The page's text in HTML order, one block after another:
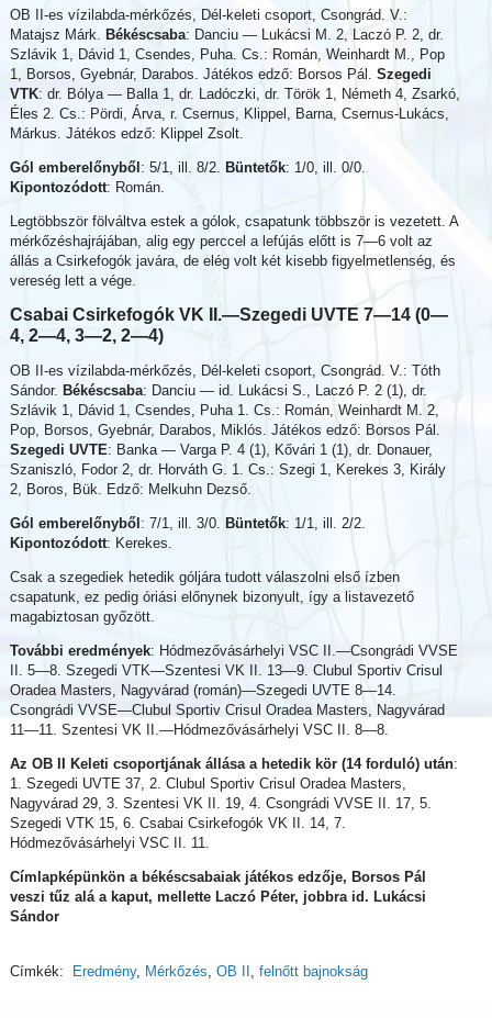
OB II-es vízilabda-mérkőzés, Dél-keleti csoport, Csongrád. V.:
Matajsz Márk. Békéscsaba: Danciu — Lukácsi M. 2, Laczó P. 2, dr.
Szlávik 1, Dávid 1, Csendes, Puha. Cs.: Román, Weinhardt M., Pop
1, Borsos, Gyebnár, Darabos. Játékos edző: Borsos Pál. Szegedi
VTK: dr. Bólya — Balla 1, dr. Ladóczki, dr. Török 1, Németh 4, Zsarkó,
Éles 2. Cs.: Pördi, Árva, r. Csernus, Klippel, Barna, Csernus-Lukács,
Márkus. Játékos edző: Klippel Zsolt.
Gól emberelőnyből: 5/1, ill. 8/2. Büntetők: 1/0, ill. 0/0.
Kipontozódott: Román.
Legtöbbször fölváltva estek a gólok, csapatunk többször is vezetett. A
mérkőzéshajrájában, alig egy perccel a lefújás előtt is 7—6 volt az
állás a Csirkefogók javára, de elég volt két kisebb figyelmetlenség, és
vereség lett a vége.
Csabai Csirkefogók VK II.—Szegedi UVTE 7—14 (0—
4, 2—4, 3—2, 2—4)
OB II-es vízilabda-mérkőzés, Dél-keleti csoport, Csongrád. V.: Tóth
Sándor. Békéscsaba: Danciu — id. Lukácsi S., Laczó P. 2 (1), dr.
Szlávik 1, Dávid 1, Csendes, Puha 1. Cs.: Román, Weinhardt M. 2,
Pop, Borsos, Gyebnár, Darabos, Miklós. Játékos edző: Borsos Pál.
Szegedi UVTE: Banka — Varga P. 4 (1), Kővári 1 (1), dr. Donauer,
Szaniszló, Fodor 2, dr. Horváth G. 1. Cs.: Szegi 1, Kerekes 3, Király
2, Boros, Bük. Edző: Melkuhn Dezső.
Gól emberelőnyből: 7/1, ill. 3/0. Büntetők: 1/1, ill. 2/2.
Kipontozódott: Kerekes.
Csak a szegediek hetedik góljára tudott válaszolni első ízben
csapatunk, ez pedig óriási előnynek bizonyult, így a listavezető
magabiztosan győzött.
További eredmények: Hódmezővásárhelyi VSC II.—Csongrádi VVSE
II. 5—8. Szegedi VTK—Szentesi VK II. 13—9. Clubul Sportiv Crisul
Oradea Masters, Nagyvárad (román)—Szegedi UVTE 8—14.
Csongrádi VVSE—Clubul Sportiv Crisul Oradea Masters, Nagyvárad
11—11. Szentesi VK II.—Hódmezővásárhelyi VSC II. 8—8.
Az OB II Keleti csoportjának állása a hetedik kör (14 forduló) után:
1. Szegedi UVTE 37, 2. Clubul Sportiv Crisul Oradea Masters,
Nagyvárad 29, 3. Szentesi VK II. 19, 4. Csongrádi VVSE II. 17, 5.
Szegedi VTK 15, 6. Csabai Csirkefogók VK II. 14, 7.
Hódmezővásárhelyi VSC II. 11.
Címlapképünkön a békéscsabaiak játékos edzője, Borsos Pál
veszi tűz alá a kaput, mellette Laczó Péter, jobbra id. Lukácsi
Sándor
Címkék: Eredmény, Mérkőzés OB II felnőtt bajnokság